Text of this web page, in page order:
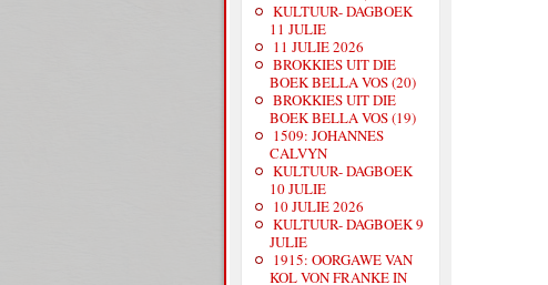
KULTUUR- DAGBOEK
11 JULIE
11 JULIE 2026
BROKKIES UIT DIE
BOEK BELLA VOS (20)
BROKKIES UIT DIE
BOEK BELLA VOS (19)
1509: JOHANNES
CALVYN
KULTUUR- DAGBOEK
10 JULIE
10 JULIE 2026
KULTUUR- DAGBOEK 9
JULIE
1915: OORGAWE VAN
KOL VON FRANKE IN